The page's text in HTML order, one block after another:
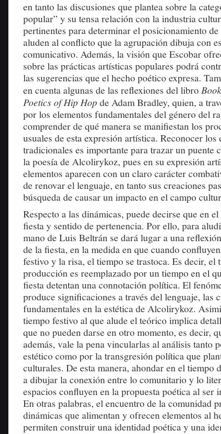
en tanto las discusiones que plantea sobre la
popular” y su tensa relación con la industria
pertinentes para determinar el posicionamiento
aluden al conflicto que la agrupación dibuja con
comunicativo. Además, la visión que Escobar
sobre las prácticas artísticas populares podrá
las sugerencias que el hecho poético expresa.
en cuenta algunas de las reflexiones del libro
Poetics of Hip Hopde Adam Bradley, quien, a
por los elementos fundamentales del género del
comprender de qué manera se manifiestan los
usuales de esta expresión artística. Reconocer los
tradicionales es importante para trazar un puente
la poesía de Alcolirykoz, pues en su expresión
elementos aparecen con un claro carácter
de renovar el lenguaje, en tanto sus creaciones
búsqueda de causar un impacto en el campo
Respecto a las dinámicas, puede decirse que en
fiesta y sentido de pertenencia. Por ello, para
mano de Luis Beltrán se dará lugar a una
de la fiesta, en la medida en que cuando
festivo y la risa, el tiempo se trastoca. Es decir, el
producción es reemplazado por un tiempo en el
fiesta detentan una connotación política. El
produce significaciones a través del lenguaje, las
fundamentales en la estética de Alcolirykoz.
tiempo festivo al que alude el teórico implica
que no pueden darse en otro momento, es decir,
además, vale la pena vincularlas al análisis tanto
estético como por la transgresión política que
culturales. De esta manera, ahondar en el tiempo
a dibujar la conexión entre lo comunitario y lo
espacios confluyen en la propuesta poética al ser
En otras palabras, el encuentro de la comunidad
dinámicas que alimentan y ofrecen elementos al
permiten construir una identidad poética y una